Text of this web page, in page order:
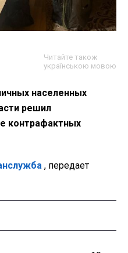
Читайте також
українською мовою
населенных
решил
контрафактных
, передает